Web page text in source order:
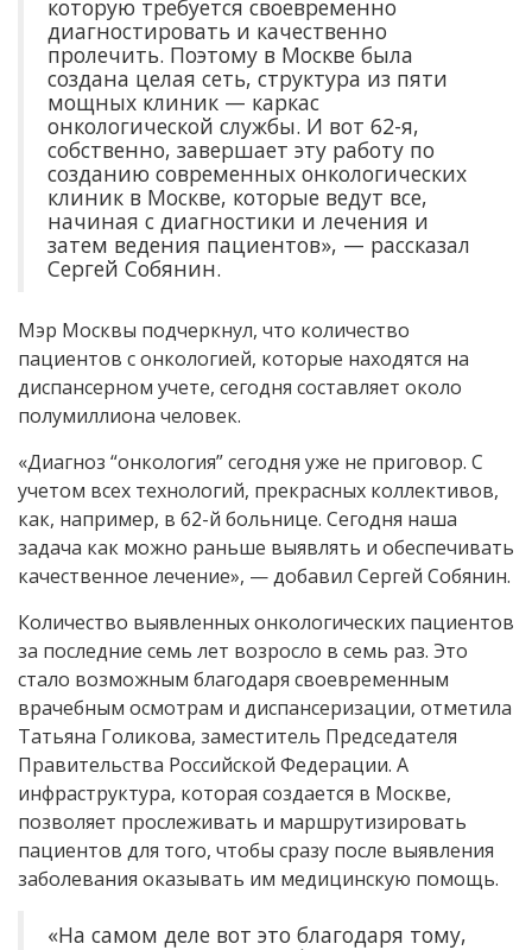
которую требуется своевременно
диагностировать и качественно
пролечить. Поэтому в Москве была
создана целая сеть, структура из пяти
мощных клиник — каркас
онкологической службы. И вот 62-я,
собственно, завершает эту работу по
созданию современных онкологических
клиник в Москве, которые ведут все,
начиная с диагностики и лечения и
затем ведения пациентов», — рассказал
Сергей Собянин.
Мэр Москвы подчеркнул, что количество
пациентов с онкологией, которые находятся на
диспансерном учете, сегодня составляет около
полумиллиона человек.
«Диагноз “онкология” сегодня уже не приговор. С
учетом всех технологий, прекрасных коллективов,
как, например, в 62-й больнице. Сегодня наша
задача как можно раньше выявлять и обеспечивать
качественное лечение», — добавил Сергей Собянин.
Количество выявленных онкологических пациентов
за последние семь лет возросло в семь раз. Это
стало возможным благодаря своевременным
врачебным осмотрам и диспансеризации, отметила
Татьяна Голикова, заместитель Председателя
Правительства Российской Федерации. А
инфраструктура, которая создается в Москве,
позволяет прослеживать и маршрутизировать
пациентов для того, чтобы сразу после выявления
заболевания оказывать им медицинскую помощь.
«На самом деле вот это благодаря тому,